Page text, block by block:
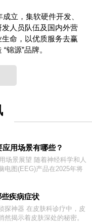
立，集软硬件开发、
人员队伍及国内外营
命，以优质服务去赢
锦源”品牌。
用场景有哪些？
场景展望 随着神经科学和人
电图(EEG)产品在2025年将
疾病症状
探神器 在皮肤科诊疗中，皮
然揭示着皮肤深处的秘密。